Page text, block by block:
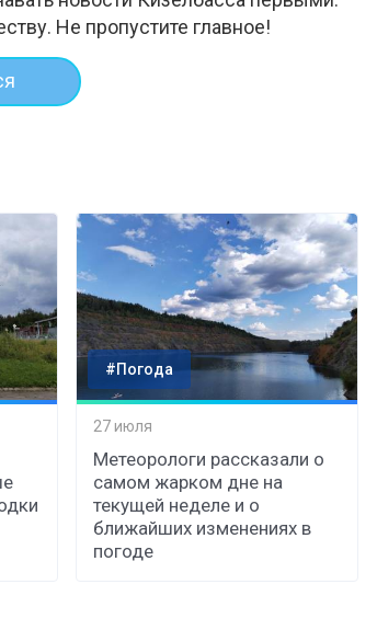
Не пропустите главное!
#Погода
27 июля
Метеорологи рассказали о
самом жарком дне на
текущей неделе и о
ближайших изменениях в
погоде